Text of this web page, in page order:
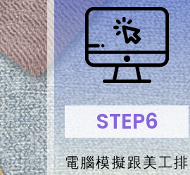
STEP6
電腦模擬跟美工排